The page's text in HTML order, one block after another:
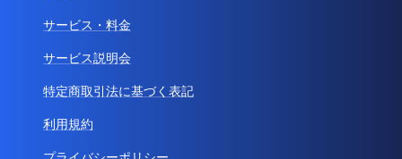
サービス・料金
サービス説明会
特定商取引法に基づく表記
利用規約